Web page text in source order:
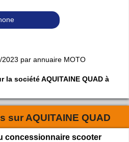
2023 par annuaire MOTO
société AQUITAINE QUAD à
surAQUITAINE QUAD
concessionnaire scooter